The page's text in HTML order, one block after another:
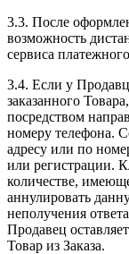
3.3. После
возможность
сервиса
3.4. Если у
заказанного
посредством
номеру телефона.
адресу или по
или регистрации.
количестве,
аннулировать
неполучения
Продавец
Товар из Заказа.